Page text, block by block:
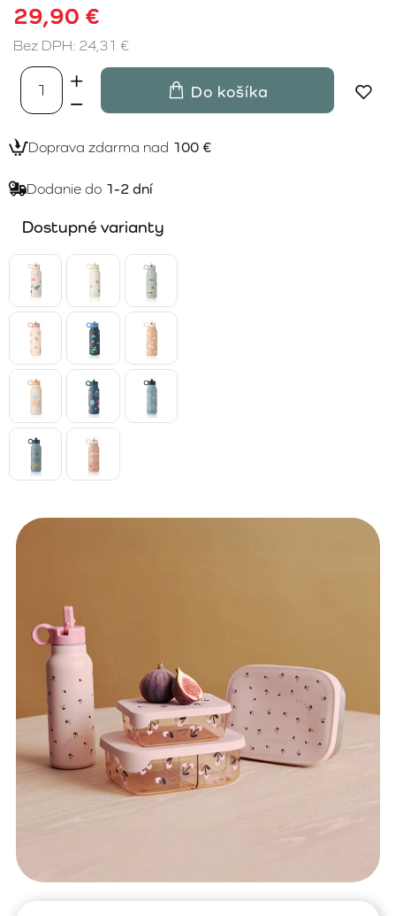
29,90 €
Bez DPH: 24,31 €
Do košíka
Doprava zdarma nad 100 €
Dodanie do 1-2 dní
Dostupné varianty